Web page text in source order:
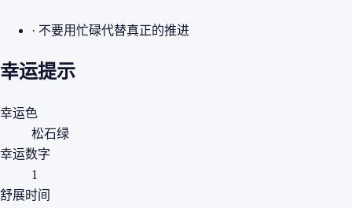
· 不要用忙碌代替真正的推进
幸运提示
幸运色
松石绿
幸运数字
1
舒展时间